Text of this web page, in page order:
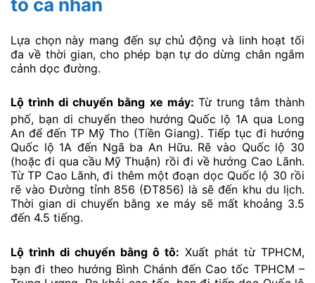
tô cá nhân
Lựa chọn này mang đến sự chủ động và linh hoạt tối
đa về thời gian, cho phép bạn tự do dừng chân ngắm
cảnh dọc đường.
Lộ trình di chuyển bằng xe máy: Từ trung tâm thành
phố, bạn di chuyển theo hướng Quốc lộ 1A qua Long
An để đến TP Mỹ Tho (Tiền Giang). Tiếp tục đi hướng
Quốc lộ 1A đến Ngã ba An Hữu. Rẽ vào Quốc lộ 30
(hoặc đi qua cầu Mỹ Thuận) rồi đi về hướng Cao Lãnh.
Từ TP Cao Lãnh, đi thêm một đoạn dọc Quốc lộ 30 rồi
rẽ vào Đường tỉnh 856 (ĐT856) là sẽ đến khu du lịch.
Thời gian di chuyển bằng xe máy sẽ mất khoảng 3.5
đến 4.5 tiếng.
Lộ trình di chuyển bằng ô tô: Xuất phát từ TPHCM,
bạn đi theo hướng Bình Chánh đến Cao tốc TPHCM –